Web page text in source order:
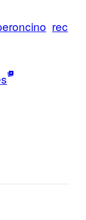
rec